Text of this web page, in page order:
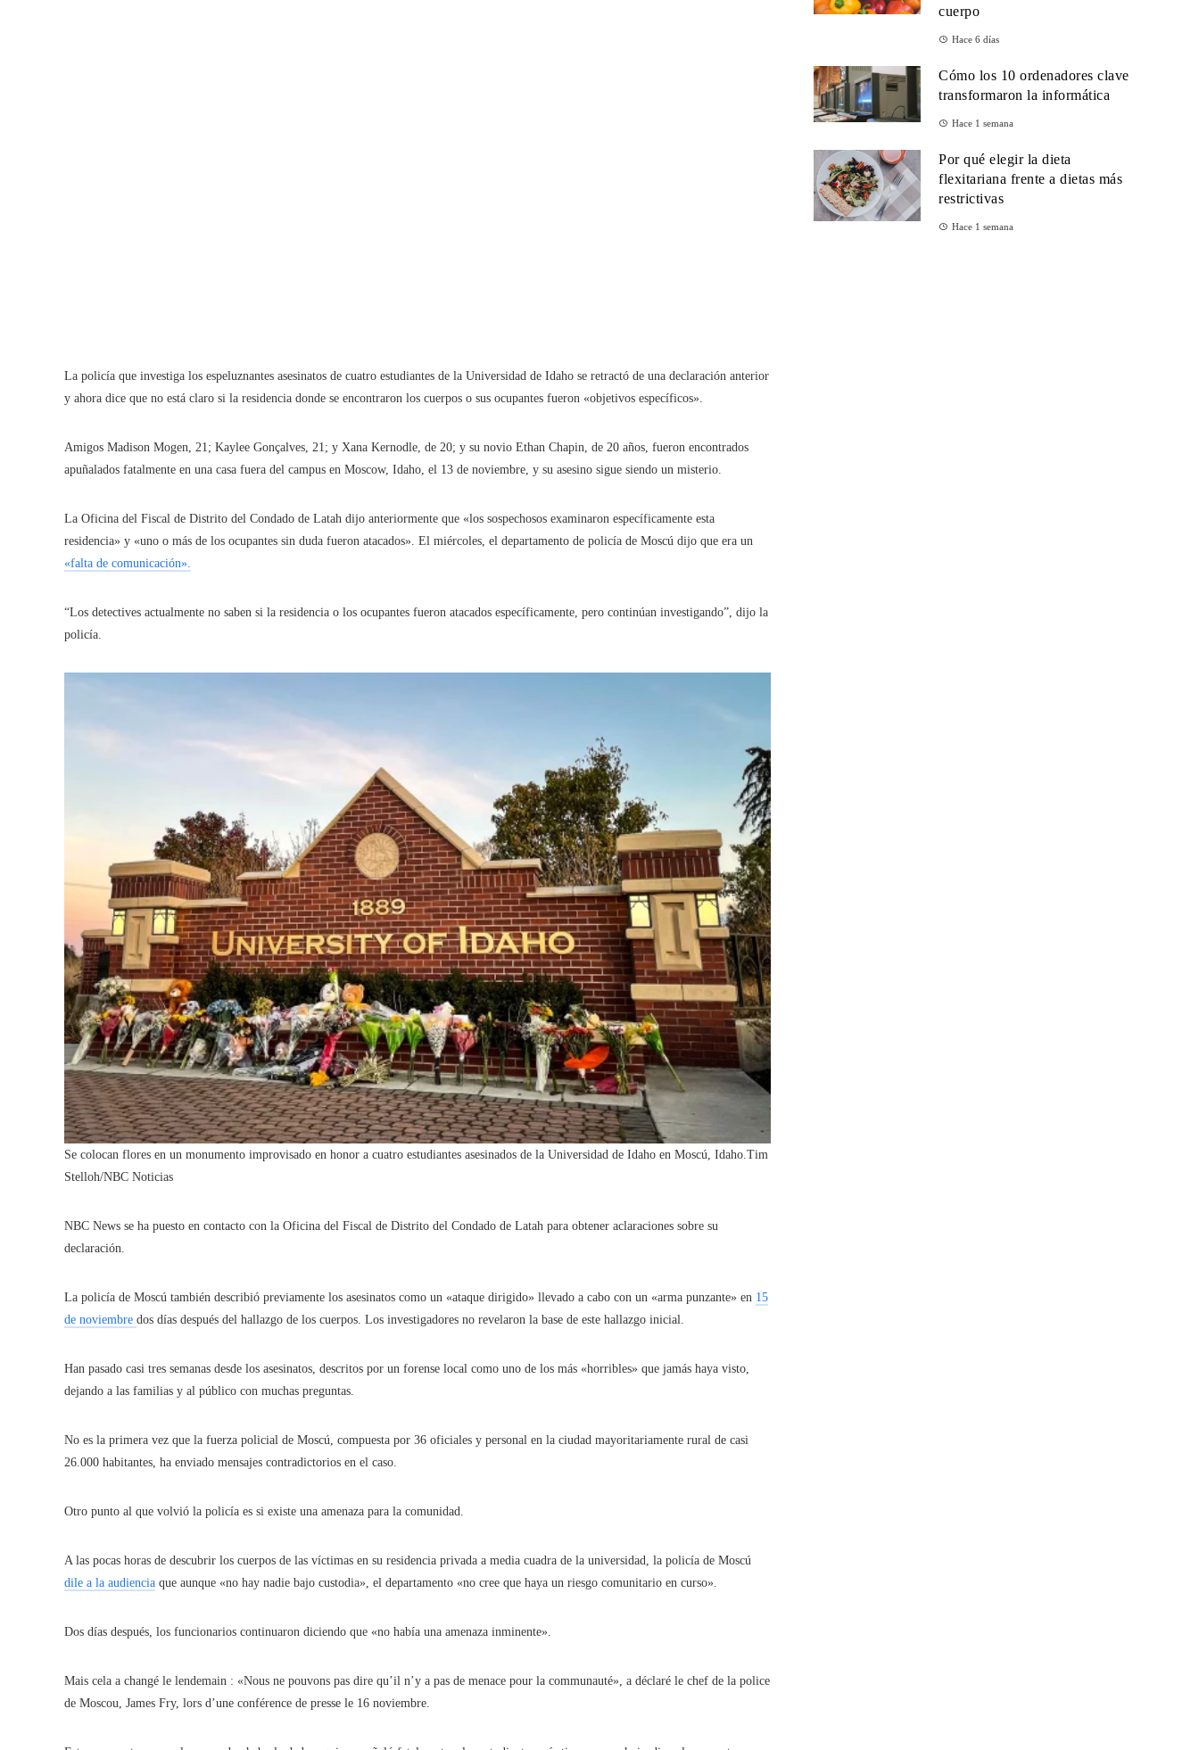
La policía que investiga los espeluznantes asesinatos de cuatro estudiantes de la Universidad de Idaho se retractó de una declaración anterior
y ahora dice que no está claro si la residencia donde se encontraron los cuerpos o sus ocupantes fueron «objetivos específicos».
Amigos Madison Mogen, 21; Kaylee Gonçalves, 21; y Xana Kernodle, de 20; y su novio Ethan Chapin, de 20 años, fueron encontrados
apuñalados fatalmente en una casa fuera del campus en Moscow, Idaho, el 13 de noviembre, y su asesino sigue siendo un misterio.
La Oficina del Fiscal de Distrito del Condado de Latah dijo anteriormente que «los sospechosos examinaron específicamente esta
residencia» y «uno o más de los ocupantes sin duda fueron atacados». El miércoles, el departamento de policía de Moscú dijo que era un
«falta de comunicación».
“Los detectives actualmente no saben si la residencia o los ocupantes fueron atacados específicamente, pero continúan investigando”, dijo la
policía.
Se colocan flores en un monumento improvisado en honor a cuatro estudiantes asesinados de la Universidad de Idaho en Moscú, Idaho. Tim
Stelloh/NBC Noticias
NBC News se ha puesto en contacto con la Oficina del Fiscal de Distrito del Condado de Latah para obtener aclaraciones sobre su
declaración.
La policía de Moscú también describió previamente los asesinatos como un «ataque dirigido» llevado a cabo con un «arma punzante» en 15
de noviembre dos días después del hallazgo de los cuerpos. Los investigadores no revelaron la base de este hallazgo inicial.
Han pasado casi tres semanas desde los asesinatos, descritos por un forense local como uno de los más «horribles» que jamás haya visto,
dejando a las familias y al público con muchas preguntas.
No es la primera vez que la fuerza policial de Moscú, compuesta por 36 oficiales y personal en la ciudad mayoritariamente rural de casi
26.000 habitantes, ha enviado mensajes contradictorios en el caso.
Otro punto al que volvió la policía es si existe una amenaza para la comunidad.
A las pocas horas de descubrir los cuerpos de las víctimas en su residencia privada a media cuadra de la universidad, la policía de Moscú
dile a la audiencia que aunque «no hay nadie bajo custodia», el departamento «no cree que haya un riesgo comunitario en curso».
Dos días después, los funcionarios continuaron diciendo que «no había una amenaza inminente».
Mais cela a changé le lendemain : «Nous ne pouvons pas dire qu’il n’y a pas de menace pour la communauté», a déclaré le chef de la police
de Moscou, James Fry, lors d’une conférence de presse le 16 noviembre.
cuerpo
Hace 6 días
Cómo los 10 ordenadores clave
transformaron la informática
Hace 1 semana
Por qué elegir la dieta
flexitariana frente a dietas más
restrictivas
Hace 1 semana